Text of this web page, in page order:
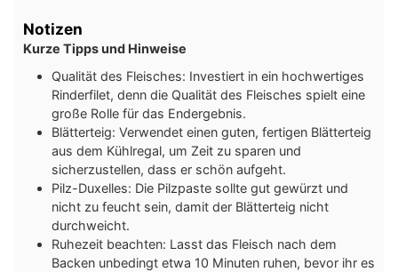
Notizen
Kurze Tipps und Hinweise
Qualität des Fleisches: Investiert in ein hochwertiges
Rinderfilet, denn die Qualität des Fleisches spielt eine
große Rolle für das Endergebnis.
Blätterteig: Verwendet einen guten, fertigen Blätterteig
aus dem Kühlregal, um Zeit zu sparen und
sicherzustellen, dass er schön aufgeht.
Pilz-Duxelles: Die Pilzpaste sollte gut gewürzt und
nicht zu feucht sein, damit der Blätterteig nicht
durchweicht.
Ruhezeit beachten: Lasst das Fleisch nach dem
Backen unbedingt etwa 10 Minuten ruhen, bevor ihr es